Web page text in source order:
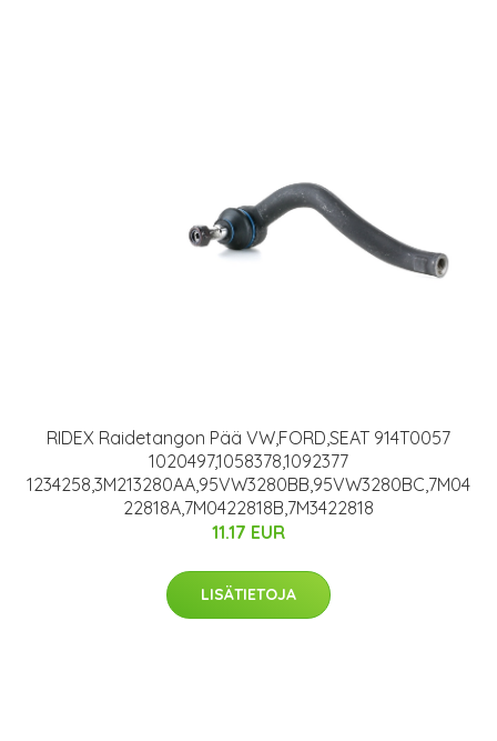
RIDEX Raidetangon Pää VW,FORD,SEAT 914T0057
1020497,1058378,1092377
1234258,3M213280AA,95VW3280BB,95VW3280BC,7M04
22818A,7M0422818B,7M3422818
11.17 EUR
LISÄTIETOJA